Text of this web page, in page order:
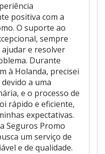
positiva com a
O suporte ao
sempre
e resolver
Durante
à Holanda, precisei
a uma
e o processo de
rápido e eficiente,
expectativas.
Seguros Promo
um serviço de
e de qualidade.